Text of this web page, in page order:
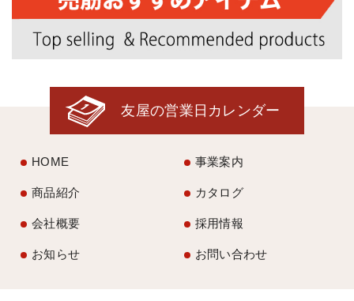
友屋の営業日カレンダー
HOME 事業案内
商品紹介 カタログ
会社概要 採用情報
お知らせ お問い合わせ